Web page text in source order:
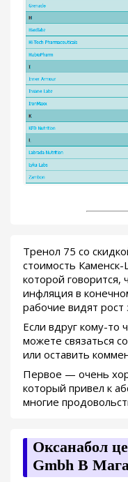
Тренол 75 со
стоимость
которой говорится,
инфляция в
рабочие видят рост
Если вдруг кому-то
можете связаться
или оставить
Первое — очень
который привел к
многие
Оксанабол
Gmbh В